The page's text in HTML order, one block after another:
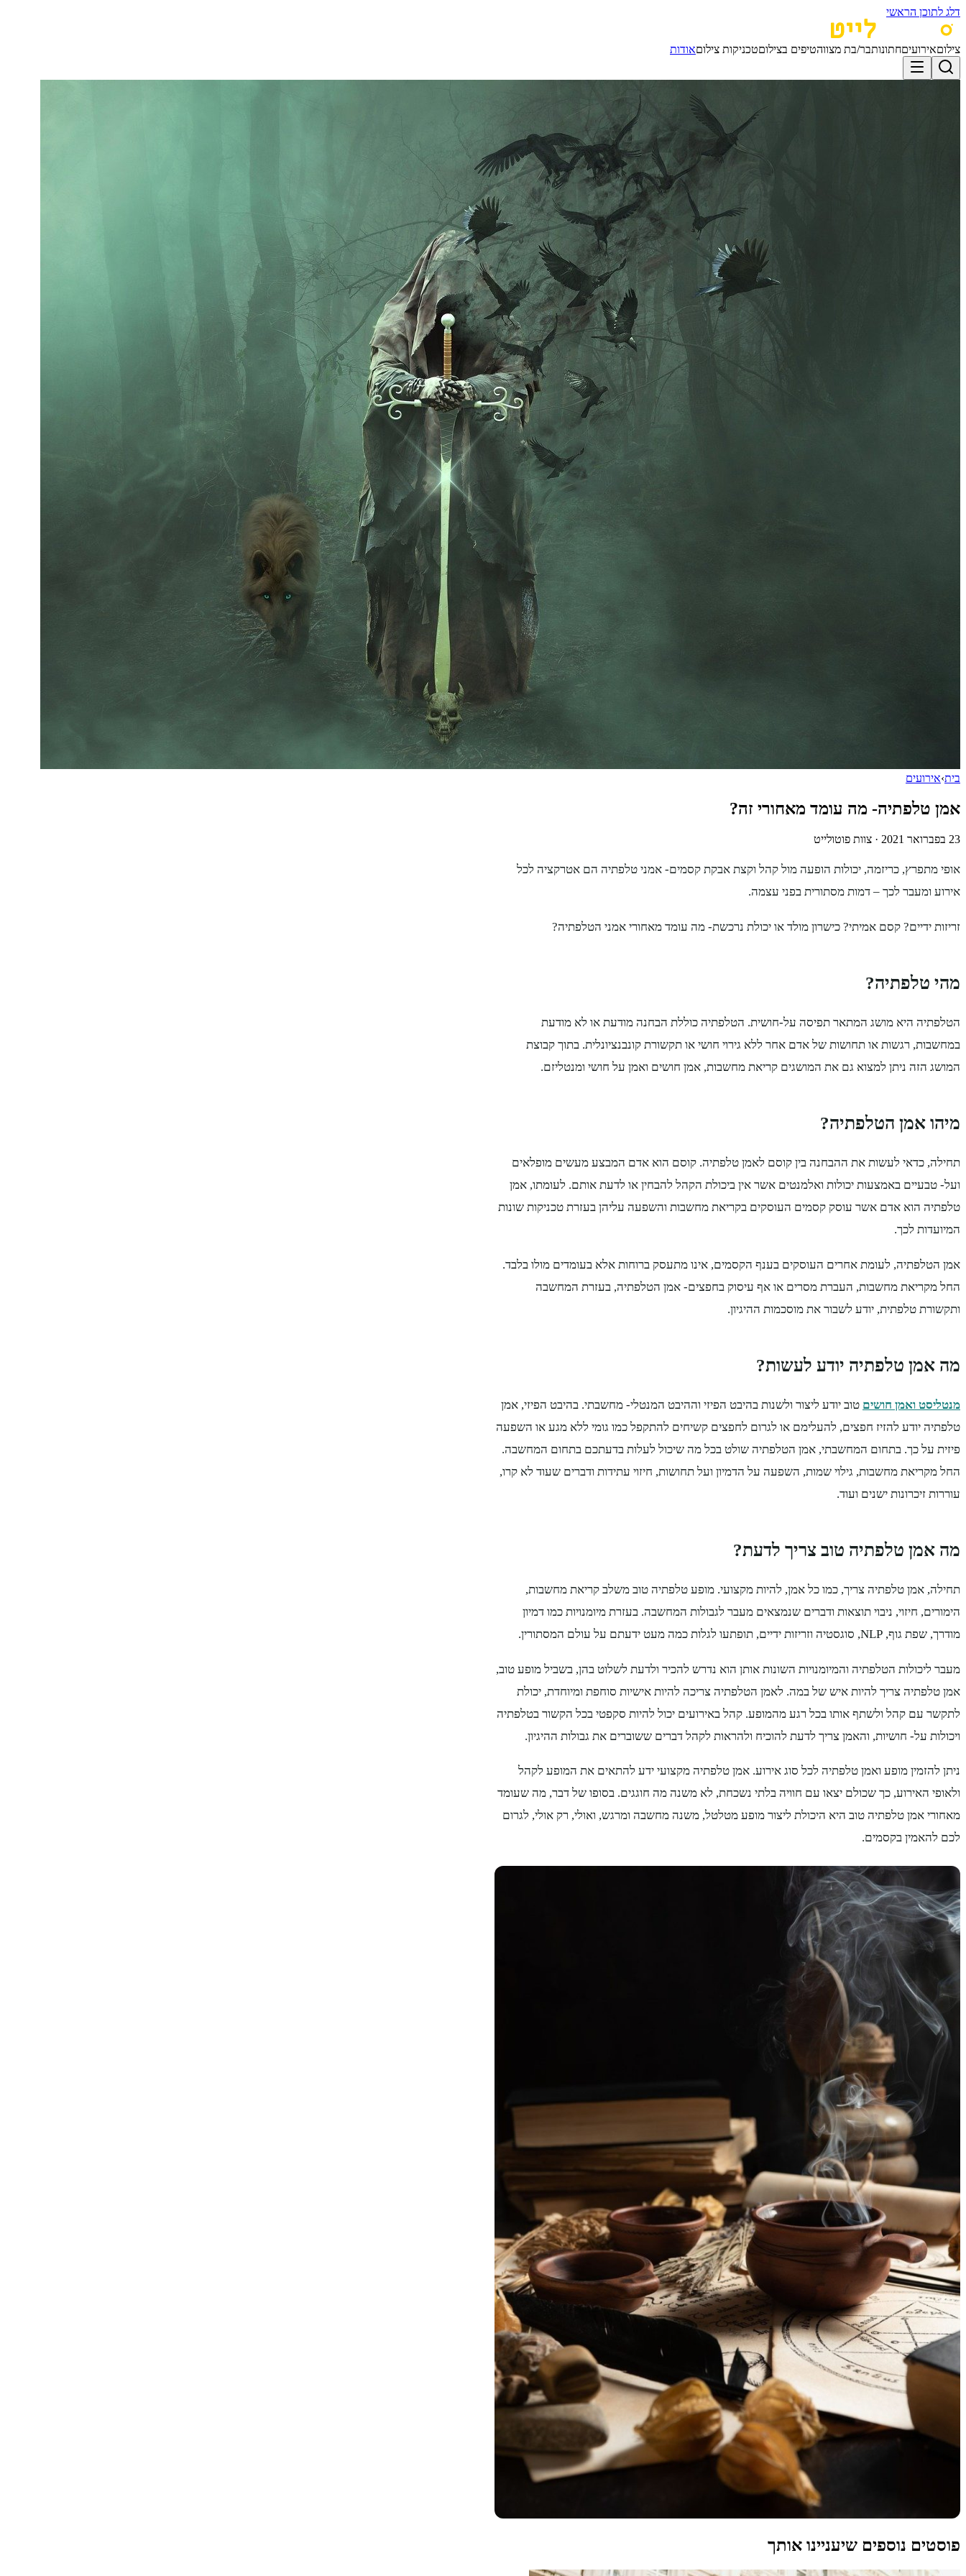
דלג לתוכן הראשי
צילוםאירועיםחתונותבר/בת מצווהטיפים בצילוםטכניקות צילוםאודות
בית›אירועים
אמן טלפתיה- מה עומד מאחורי זה?
23 בפברואר 2021 · צוות פוטולייט
אופי מתפרץ, כריזמה, יכולות הופעה מול קהל וקצת אבקת קסמים- אמני טלפתיה הם אטרקציה לכל
אירוע ומעבר לכך – דמות מסתורית בפני עצמה.
זריזות ידיים? קסם אמיתי? כישרון מולד או יכולת נרכשת- מה עומד מאחורי אמני הטלפתיה?
מהי טלפתיה?
הטלפתיה היא מושג המתאר תפיסה על-חושית. הטלפתיה כוללת הבחנה מודעת או לא מודעת
במחשבות, רגשות או תחושות של אדם אחר ללא גירוי חושי או תקשורת קונבנציונלית. בתוך קבוצת
המושג הזה ניתן למצוא גם את המושגים קריאת מחשבות, אמן חושים ואמן על חושי ומנטליזם.
מיהו אמן הטלפתיה?
תחילה, כדאי לעשות את ההבחנה בין קוסם לאמן טלפתיה. קוסם הוא אדם המבצע מעשים מופלאים
ועל- טבעיים באמצעות יכולות ואלמנטים אשר אין ביכולת הקהל להבחין או לדעת אותם. לעומתו, אמן
טלפתיה הוא אדם אשר עוסק קסמים העוסקים בקריאת מחשבות והשפעה עליהן בעזרת טכניקות שונות
המיועדות לכך.
אמן הטלפתיה, לעומת אחרים העוסקים בענף הקסמים, אינו מתעסק ברוחות אלא בעומדים מולו בלבד.
החל מקריאת מחשבות, העברת מסרים או אף עיסוק בחפצים- אמן הטלפתיה, בעזרת המחשבה
ותקשורת טלפתית, יודע לשבור את מוסכמות ההיגיון.
מה אמן טלפתיה יודע לעשות?
מנטליסט ואמן חושים טוב יודע ליצור ולשנות בהיבט הפיזי וההיבט המנטלי- מחשבתי. בהיבט הפיזי, אמן
טלפתיה יודע להזיז חפצים, להעלימם או לגרום לחפצים קשיחים להתקפל כמו גומי ללא מגע או השפעה
פיזית על כך. בתחום המחשבתי, אמן הטלפתיה שולט בכל מה שיכול לעלות בדעתכם בתחום המחשבה.
החל מקריאת מחשבות, גילוי שמות, השפעה על הדמיון ועל תחושות, חיזוי עתידות ודברים שעוד לא קרו,
עוררות זיכרונות ישנים ועוד.
מה אמן טלפתיה טוב צריך לדעת?
תחילה, אמן טלפתיה צריך, כמו כל אמן, להיות מקצועי. מופע טלפתיה טוב משלב קריאת מחשבות,
הימורים, חיזוי, ניבוי תוצאות ודברים שנמצאים מעבר לגבולות המחשבה. בעזרת מיומנויות כמו דמיון
מודרך, שפת גוף, NLP, סוגסטיה וזריזות ידיים, תופתעו לגלות כמה מעט ידעתם על עולם המסתורין.
מעבר ליכולות הטלפתיה והמיומנויות השונות אותן הוא נדרש להכיר ולדעת לשלוט בהן, בשביל מופע טוב,
אמן טלפתיה צריך להיות איש של במה. לאמן הטלפתיה צריכה להיות אישיות סוחפת ומיוחדת, יכולת
לתקשר עם קהל ולשתף אותו בכל רגע מהמופע. קהל באירועים יכול להיות סקפטי בכל הקשור בטלפתיה
ויכולות על- חושיות, והאמן צריך לדעת להוכיח ולהראות לקהל דברים ששוברים את גבולות ההיגיון.
ניתן להזמין מופע ואמן טלפתיה לכל סוג אירוע. אמן טלפתיה מקצועי ידע להתאים את המופע לקהל
ולאופי האירוע, כך שכולם יצאו עם חוויה בלתי נשכחת, לא משנה מה חוגגים. בסופו של דבר, מה שעומד
מאחורי אמן טלפתיה טוב היא היכולת ליצור מופע מטלטל, משנה מחשבה ומרגש, ואולי, רק אולי, לגרום
לכם להאמין בקסמים.
פוסטים נוספים שיעניינו אותך